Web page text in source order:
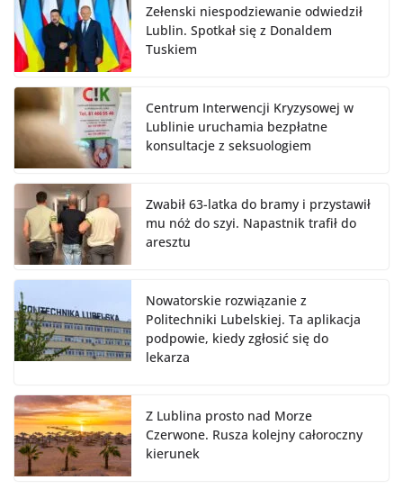
Zełenski niespodziewanie odwiedził
Lublin. Spotkał się z Donaldem
Tuskiem
Centrum Interwencji Kryzysowej w
Lublinie uruchamia bezpłatne
konsultacje z seksuologiem
Zwabił 63-latka do bramy i przystawił
mu nóż do szyi. Napastnik trafił do
aresztu
Nowatorskie rozwiązanie z
Politechniki Lubelskiej. Ta aplikacja
podpowie, kiedy zgłosić się do
lekarza
Z Lublina prosto nad Morze
Czerwone. Rusza kolejny całoroczny
kierunek